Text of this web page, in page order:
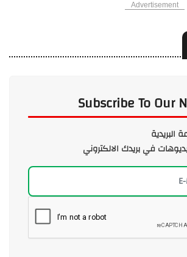
Advertisement
Subscribe To Our
البريدية
في بريدك الالكتروني